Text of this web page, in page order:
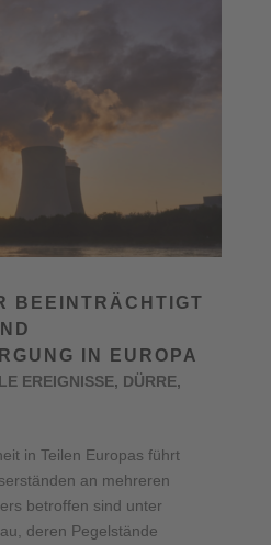
BEEINTRÄCHTIGT
IN EUROPA
EREIGNISSE, DÜRRE,
in Teilen Europas führt
an mehreren
betroffen sind unter
deren Pegelstände